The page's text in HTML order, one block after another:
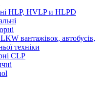
HLP, HVLP и HLPD
вантажівок, автобусів,
техніки
CLP